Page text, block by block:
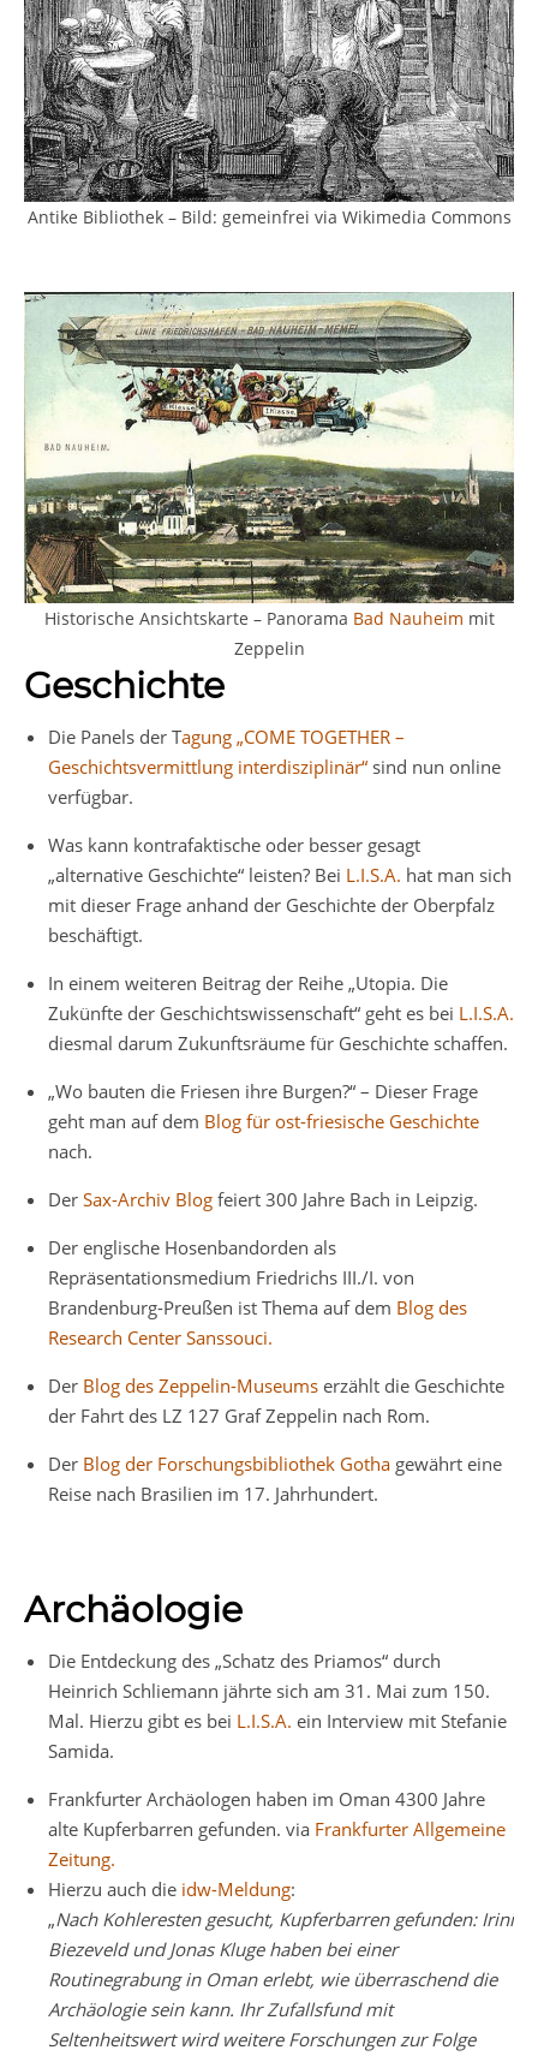
Antike Bibliothek – Bild: gemeinfrei via Wikimedia Commons
Historische Ansichtskarte – Panorama Bad Nauheim mit
Zeppelin
Geschichte
Die Panels der Tagung „COME TOGETHER –
Geschichtsvermittlung interdisziplinär“ sind nun online
verfügbar.
Was kann kontrafaktische oder besser gesagt
„alternative Geschichte“ leisten? Bei L.I.S.A. hat man sich
mit dieser Frage anhand der Geschichte der Oberpfalz
beschäftigt.
In einem weiteren Beitrag der Reihe „Utopia. Die
Zukünfte der Geschichtswissenschaft“ geht es bei L.I.S.A.
diesmal darum Zukunftsräume für Geschichte schaffen.
„Wo bauten die Friesen ihre Burgen?“ – Dieser Frage
geht man auf dem Blog für ost-friesische Geschichte
nach.
Der Sax-Archiv Blog feiert 300 Jahre Bach in Leipzig.
Der englische Hosenbandorden als
Repräsentationsmedium Friedrichs III./I. von
Brandenburg-Preußen ist Thema auf dem Blog des
Research Center Sanssouci.
Der Blog des Zeppelin-Museums erzählt die Geschichte
der Fahrt des LZ 127 Graf Zeppelin nach Rom.
Der Blog der Forschungsbibliothek Gotha gewährt eine
Reise nach Brasilien im 17. Jahrhundert.
Archäologie
Die Entdeckung des „Schatz des Priamos“ durch
Heinrich Schliemann jährte sich am 31. Mai zum 150.
Mal. Hierzu gibt es bei L.I.S.A. ein Interview mit Stefanie
Samida.
Frankfurter Archäologen haben im Oman 4300 Jahre
alte Kupferbarren gefunden. via Frankfurter Allgemeine
Zeitung.
Hierzu auch die idw-Meldung:
„Nach Kohleresten gesucht, Kupferbarren gefunden: Irini
Biezeveld und Jonas Kluge haben bei einer
Routinegrabung in Oman erlebt, wie überraschend die
Archäologie sein kann. Ihr Zufallsfund mit
Seltenheitswert wird weitere Forschungen zur Folge